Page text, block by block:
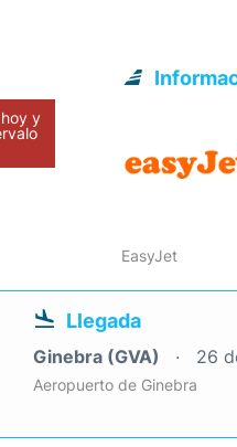
y
EasyJet
Llegada
Ginebra (GVA) 26
Aeropuerto de Ginebra